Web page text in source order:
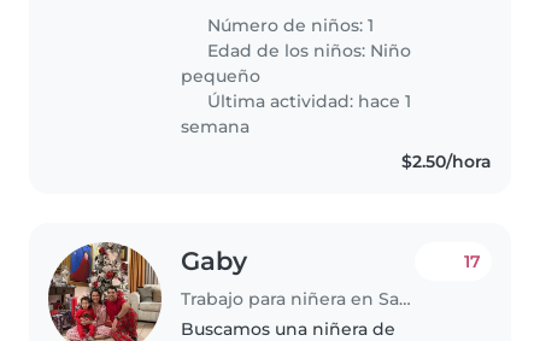
buscando a una niñera de
confianza que pueda cuidar a
nuestra niña energética y
curiosa. Nos interesa..
Número de niños: 1
Edad de los niños: Niño
pequeño
Última actividad: hace 1
semana
$2.50/hora
Gaby
Trabajo para niñera en San Salvador
17
Buscamos una niñera de